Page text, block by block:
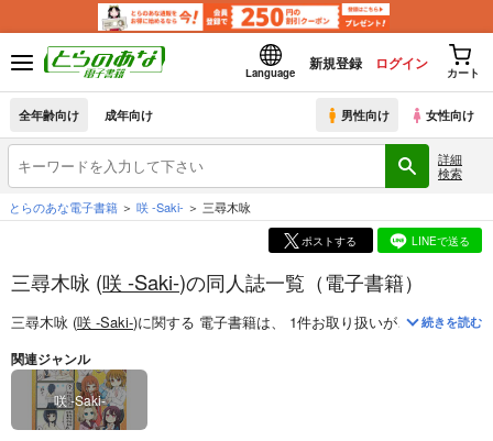
Language
新規登録 ログイン
カート
全年齢向け 成年向け 男性向け 女性向け
詳細
検索
とらのあな電子書籍 咲 -Saki- 三尋木咏
ポストする LINEで送る
三尋木咏 (咲 -Saki-)の同人誌一覧（電子書籍）
三尋木咏 (咲 -Saki-)に関する 電子書籍は、 1件お取り扱いがございます。
続きを読む
関連ジャンル
咲 -Saki-